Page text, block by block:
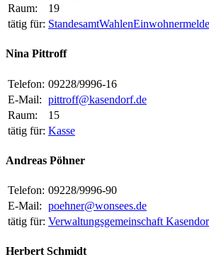
Raum:
19
tätig für: StandesamtWahlen
Nina Pittroff
Telefon: 09228/9996-16
E-Mail: pittroff@kasendorf.de
Raum:
15
tätig für: Kasse
Andreas Pöhner
Telefon: 09228/9996-90
E-Mail: poehner@wonsees.de
tätig für: Verwaltungsgemeinschaft
Herbert Schmidt